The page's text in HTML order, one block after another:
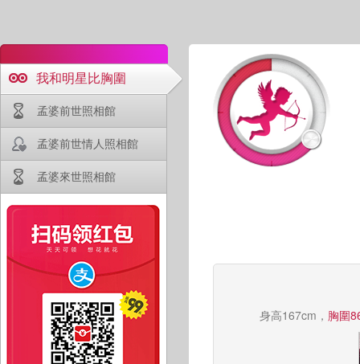
我和明星比胸圍
孟婆前世照相館
孟婆前世情人照相館
孟婆來世照相館
身高167cm， 胸圍